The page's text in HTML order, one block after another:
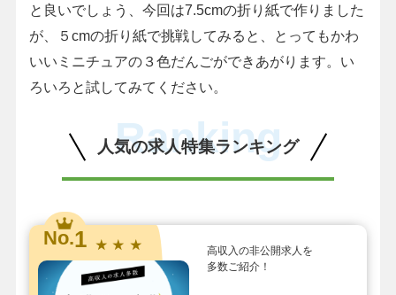
と良いでしょう、今回は7.5cmの折り紙で作りました
が、５cmの折り紙で挑戦してみると、とってもかわ
いいミニチュアの３色だんごができあがります。い
ろいろと試してみてください。
人気の求人特集ランキング
Ranking
No.1 ★ ★ ★
高収入の非公開求人を
多数ご紹介！